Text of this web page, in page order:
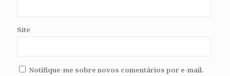
Site
Notifique-me sobre novos comentários por e-mail.